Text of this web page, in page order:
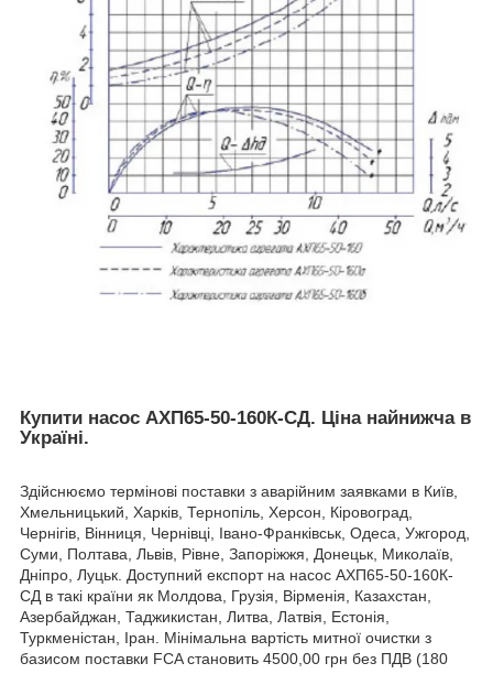
Купити насос АХП65-50-160К-СД. Ціна найнижча в
Україні.
Здійснюємо термінові поставки з аварійним заявками в Київ,
Хмельницький, Харків, Тернопіль, Херсон, Кіровоград,
Чернігів, Вінниця, Чернівці, Івано-Франківськ, Одеса, Ужгород,
Суми, Полтава, Львів, Рівне, Запоріжжя, Донецьк, Миколаїв,
Дніпро, Луцьк. Доступний експорт на насос АХП65-50-160К-
СД в такі країни як Молдова, Грузія, Вірменія, Казахстан,
Азербайджан, Таджикистан, Литва, Латвія, Естонія,
Туркменістан, Іран. Мінімальна вартість митної очистки з
базисом поставки FCA становить 4500,00 грн без ПДВ (180